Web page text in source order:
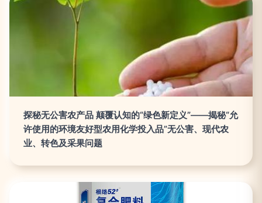
探秘无公害农产品 颠覆认知的“绿色新定义”——揭秘“允
许使用的环境友好型农用化学投入品”无公害、现代农
业、转色及采果问题